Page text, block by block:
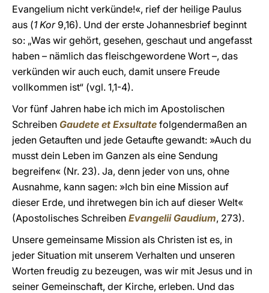
Evangelium nicht verkünde!«, rief der heilige Paulus
aus (1 Kor9,16). Und der erste Johannesbrief beginnt
so: „Was wir gehört, gesehen, geschaut und angefasst
haben – nämlich das fleischgewordene Wort –, das
verkünden wir auch euch, damit unsere Freude
vollkommen ist“ (vgl. 1,1-4).
Vor fünf Jahren habe ich mich im Apostolischen
Schreiben Gaudete et Exsultate folgendermaßen an
jeden Getauften und jede Getaufte gewandt: »Auch du
musst dein Leben im Ganzen als eine Sendung
begreifen« (Nr. 23). Ja, denn jeder von uns, ohne
Ausnahme, kann sagen: »Ich bin eine Mission auf
dieser Erde, und ihretwegen bin ich auf dieser Welt«
(Apostolisches Schreiben Evangelii Gaudium, 273).
Unsere gemeinsame Mission als Christen ist es, in
jeder Situation mit unserem Verhalten und unseren
Worten freudig zu bezeugen, was wir mit Jesus und in
seiner Gemeinschaft, der Kirche, erleben. Und das